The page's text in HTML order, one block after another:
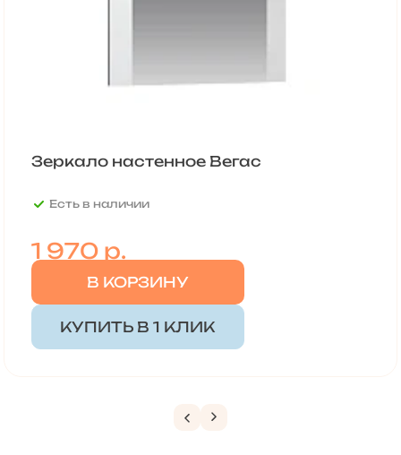
Зеркало настенное Вегас
Есть в наличии
1 970р.
В КОРЗИНУ
КУПИТЬ В 1 КЛИК